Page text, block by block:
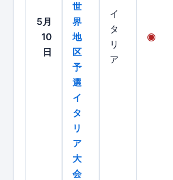
5月
10
日
世
界
地
区
予
選
イ
タ
リ
ア
大
会
イ
タ
リ
ア